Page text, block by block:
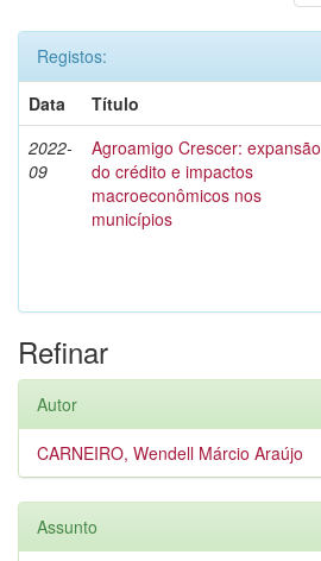
Registos:
Data
Título
2022-
09
Agroamigo Crescer: expansão
do crédito e impactos
macroeconômicos nos
municípios
Refinar
Autor
CARNEIRO, Wendell Márcio Araújo
Assunto